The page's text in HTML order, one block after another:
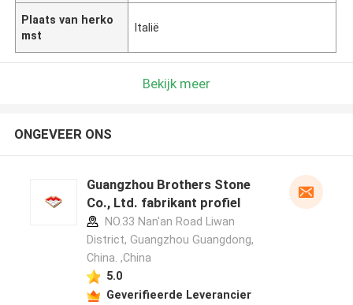
Plaats van herko
mst
Italië
Bekijk meer
ONGEVEER ONS
Guangzhou Brothers Stone
Co., Ltd. fabrikant profiel
NO.33 Nan'an Road Liwan
District, Guangzhou Guangdong,
China. ,China
5.0
Geverifieerde Leverancier